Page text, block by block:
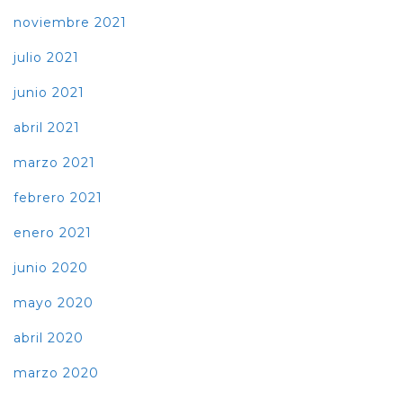
noviembre 2021
julio 2021
junio 2021
abril 2021
marzo 2021
febrero 2021
enero 2021
junio 2020
mayo 2020
abril 2020
marzo 2020